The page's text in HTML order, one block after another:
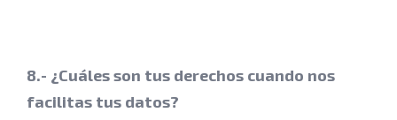
8.- ¿Cuáles son tus derechos cuando nos
facilitas tus datos?